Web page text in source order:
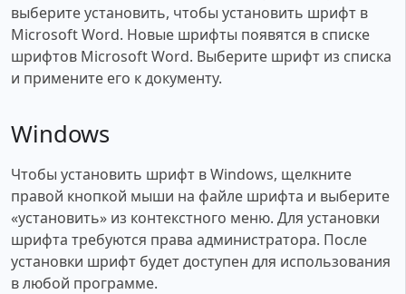
выберите установить, чтобы установить шрифт в
Microsoft Word. Новые шрифты появятся в списке
шрифтов Microsoft Word. Выберите шрифт из списка
и примените его к документу.
Windows
Чтобы установить шрифт в Windows, щелкните
правой кнопкой мыши на файле шрифта и выберите
«установить» из контекстного меню. Для установки
шрифта требуются права администратора. После
установки шрифт будет доступен для использования
в любой программе.